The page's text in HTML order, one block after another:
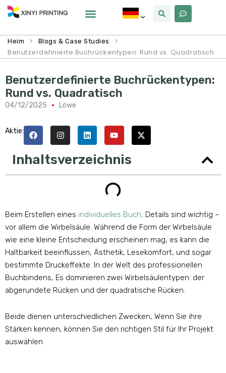
Heim > Blogs & Case Studies
>
Benutzerdefinierte Buchrückentypen: Rund vs. Quadratisch
Benutzerdefinierte Buchrückentypen:
Rund vs. Quadratisch
04/12/2025 Löwe
Aktie:
Inhaltsverzeichnis
Beim Erstellen eines individuelles Buch, Details sind wichtig –
vor allem die Wirbelsäule. Während die Form der Wirbelsäule
wie eine kleine Entscheidung erscheinen mag, es kann die
Haltbarkeit beeinflussen, Ästhetik, Lesekomfort, und sogar
bestimmte Druckeffekte. In der Welt des professionellen
Buchbindens, Es dominieren zwei Wirbelsäulentypen: der
abgerundete Rücken und der quadratische Rücken.
Beide dienen unterschiedlichen Zwecken, Wenn Sie ihre
Stärken kennen, können Sie den richtigen Stil für Ihr Projekt
auswählen